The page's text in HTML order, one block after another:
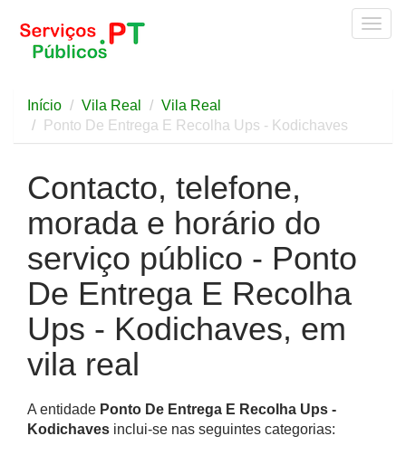
Início Vila Real
Vila Real
Ponto De Entrega E Recolha Ups - Kodichaves
Contacto, telefone,
morada e horário do
serviço público - Ponto
De Entrega E Recolha
Ups - Kodichaves, em
vila real
A entidade Ponto De Entrega E Recolha Ups -
Kodichaves inclui-se nas seguintes categorias: